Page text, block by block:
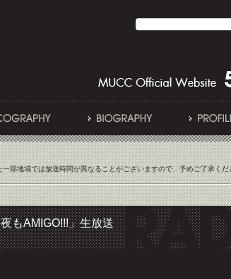
部地域では放送時間が異なることがございますので、予めご了承くだ
もAMIGO!!!」生放送